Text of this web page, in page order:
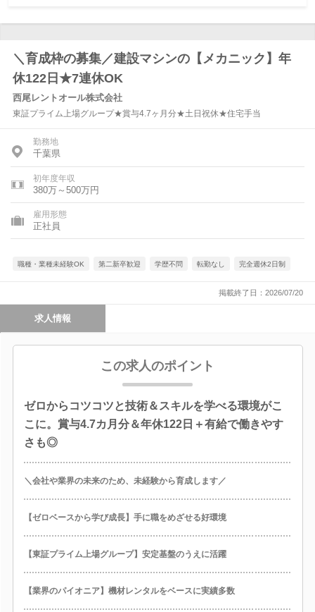
＼育成枠の募集／建設マシンの【メカニック】年
休122日★7連休OK
西尾レントオール株式会社
東証プライム上場グループ★賞与4.7ヶ月分★土日祝休★住宅手当
勤務地
千葉県
初年度年収
380万～500万円
雇用形態
正社員
職種・業種未経験OK 第二新卒歓迎 学歴不問 転勤なし 完全週休2日制
掲載終了日：2026/07/20
求人情報
この求人のポイント
ゼロからコツコツと技術＆スキルを学べる環境がこ
こに。賞与4.7カ月分＆年休122日＋有給で働きやす
さも◎
＼会社や業界の未来のため、未経験から育成します／
【ゼロベースから学び成長】手に職をめざせる好環境
【東証プライム上場グループ】安定基盤のうえに活躍
【業界のパイオニア】機材レンタルをベースに実績多数